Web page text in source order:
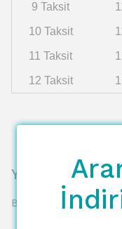
9 Taksit
10 Taksit
11 Taksit
12 Taksit
Yorumlar
Bu ürün için henüz